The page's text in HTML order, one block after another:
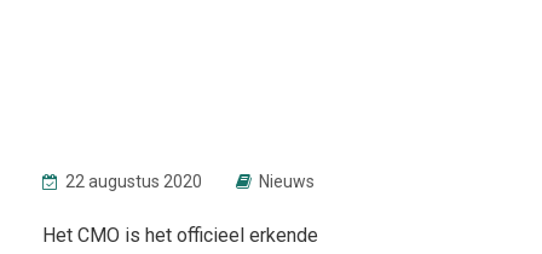
22 augustus 2020 Nieuws
Het CMO is het officieel erkende